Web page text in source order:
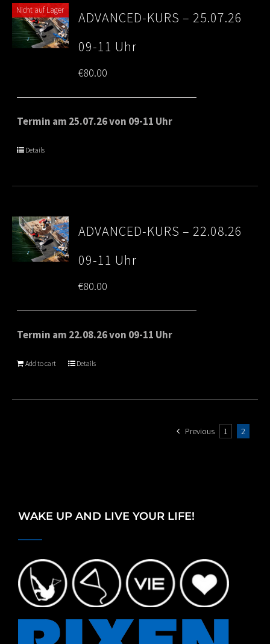
Nicht auf Lager
ADVANCED-KURS – 25.07.26
09-11 Uhr
€80.00
Termin am 25.07.26 von 09-11 Uhr
Details
ADVANCED-KURS – 22.08.26
09-11 Uhr
€80.00
Termin am 22.08.26 von 09-11 Uhr
Add to cart Details
Previous 1 2
WAKE UP AND LIVE YOUR LIFE!